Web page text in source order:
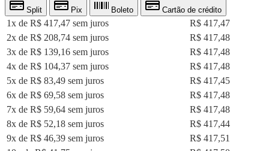
Split Pix Boleto Cartão de crédito
1x de R$ 417,47 sem juros
R$ 417,47
2x de R$ 208,74 sem juros
R$ 417,48
3x de R$ 139,16 sem juros
R$ 417,48
4x de R$ 104,37 sem juros
R$ 417,48
5x de R$ 83,49 sem juros
R$ 417,45
6x de R$ 69,58 sem juros
R$ 417,48
7x de R$ 59,64 sem juros
R$ 417,48
8x de R$ 52,18 sem juros
R$ 417,44
9x de R$ 46,39 sem juros
R$ 417,51